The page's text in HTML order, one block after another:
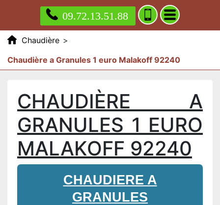
09.72.13.51.88
Chaudière >
Chaudière a Granules 1 euro Malakoff 92240
CHAUDIÈRE A
GRANULES 1 EURO
MALAKOFF 92240
CHAUDIERE A
GRANULES